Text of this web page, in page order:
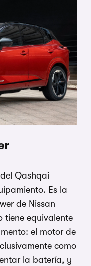
Qashqai
Es la
de Nissan
tiene equivalente
el motor de
como
la batería, y